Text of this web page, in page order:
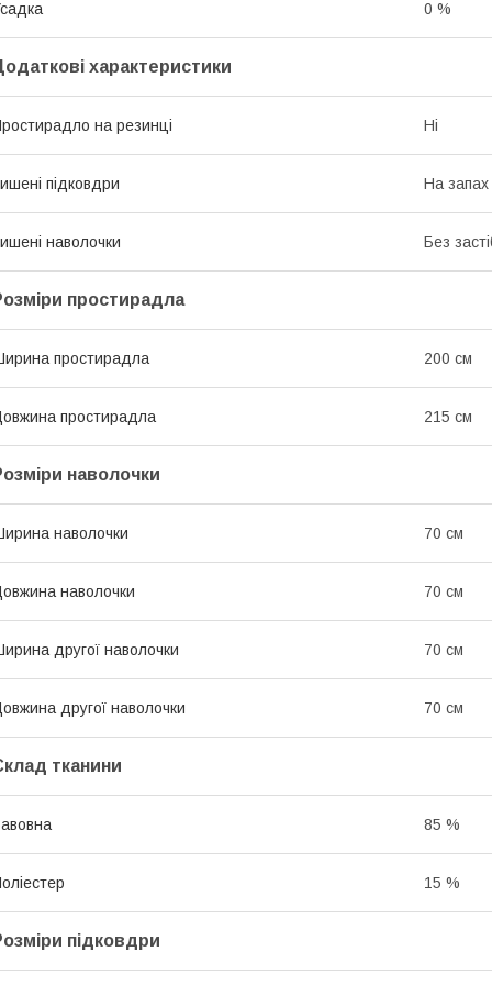
0 %
характеристики
на резинці Ні
підковдри На запах
наволочки Без
простирадла
простирадла 200 см
простирадла 215 см
наволочки
наволочки 70 см
наволочки 70 см
другої наволочки 70 см
другої наволочки 70 см
тканини
85 %
15 %
підковдри